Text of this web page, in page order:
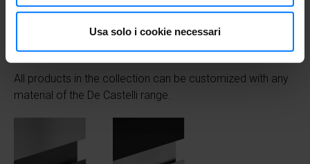
Con il tuo consenso, vorremmo anche:
raccogliere informazioni sulla tua posizione
Identificare il tuo dispositivo, scansionandolo
attivamente alla ricerca di caratteristiche specifiche
e imposta le tue preferenze nellasezione dettagli
modificare o ritirare il tuo consenso in qualsiasi momento
Usa solo i cookie necessari
Finishes available
All products in the collection can be customized with any
material of the De Castelli range.